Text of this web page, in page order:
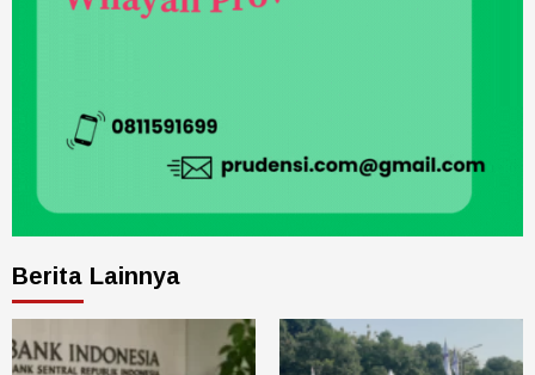
Berita Lainnya